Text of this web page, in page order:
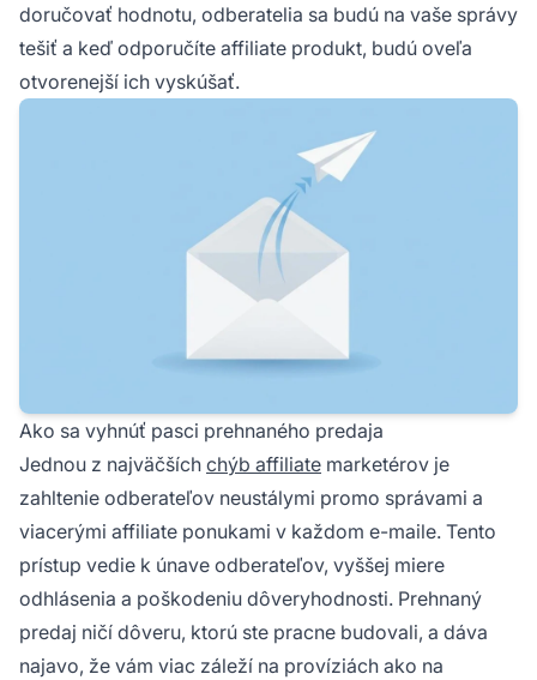
doručovať hodnotu, odberatelia sa budú na vaše správy
tešiť a keď odporučíte affiliate produkt, budú oveľa
otvorenejší ich vyskúšať.
Ako sa vyhnúť pasci prehnaného predaja
Jednou z najväčších chýb affiliate marketérov je
zahltenie odberateľov neustálymi promo správami a
viacerými affiliate ponukami v každom e-maile. Tento
prístup vedie k únave odberateľov, vyššej miere
odhlásenia a poškodeniu dôveryhodnosti. Prehnaný
predaj ničí dôveru, ktorú ste pracne budovali, a dáva
najavo, že vám viac záleží na províziách ako na